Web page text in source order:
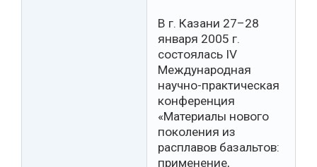
В г. Казани 27–28
января 2005 г.
состоялась IV
Международная
научно-практическая
конференция
«Материалы нового
поколения из
расплавов базальтов:
применение,